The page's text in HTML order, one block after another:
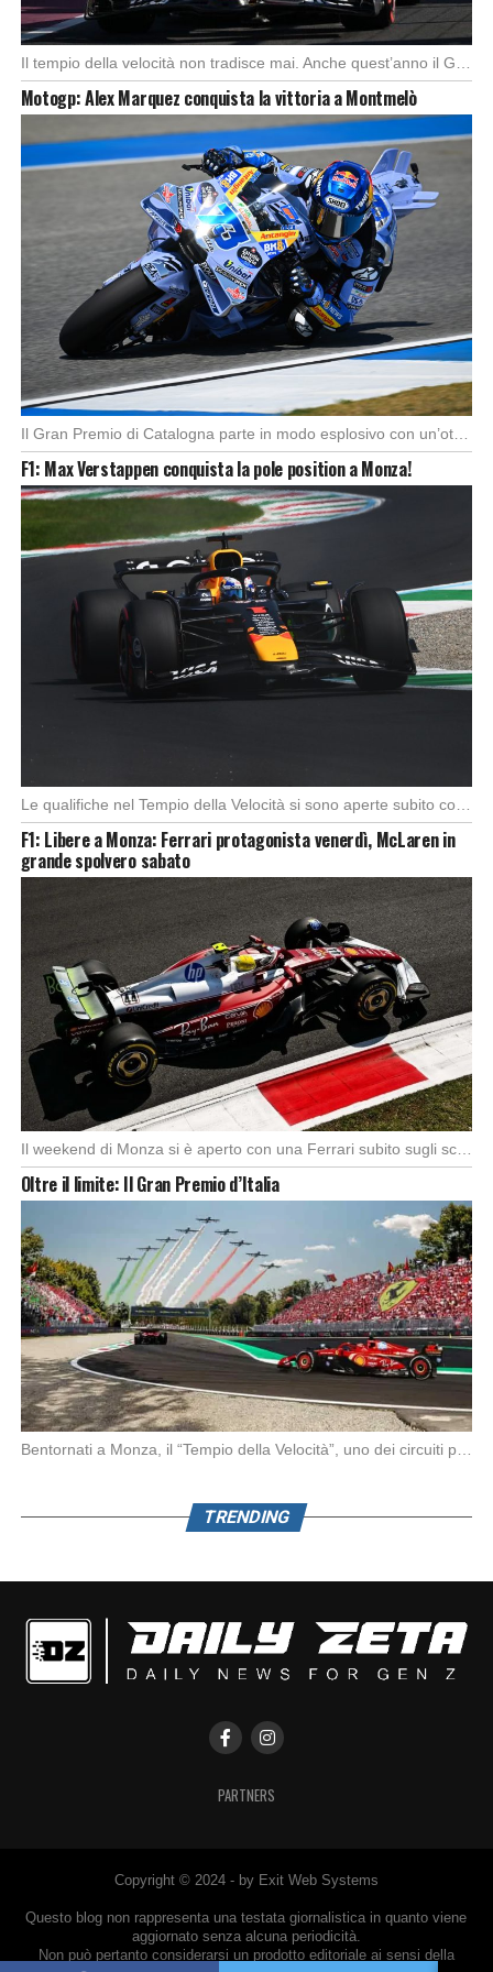
Il tempio della velocità non tradisce mai. Anche quest’anno il Gran Premio d’Italia ha offerto […]
Motogp: Alex Marquez conquista la vittoria a Montmelò
Il Gran Premio di Catalogna parte in modo esplosivo con un’ottima partenza di Alex Marquez, […]
F1: Max Verstappen conquista la pole position a Monza!
Le qualifiche nel Tempio della Velocità si sono aperte subito con buono spunto della McLaren; […]
F1: Libere a Monza: Ferrari protagonista venerdì, McLaren in
grande spolvero sabato
Il weekend di Monza si è aperto con una Ferrari subito sugli scudi. Nella prima […]
Oltre il limite: Il Gran Premio d’Italia
TRENDING
PARTNERS
Copyright © 2024 - by Exit Web Systems
Questo blog non rappresenta una testata giornalistica in quanto viene
aggiornato senza alcuna periodicità.
Non può pertanto considerarsi un prodotto editoriale ai sensi della